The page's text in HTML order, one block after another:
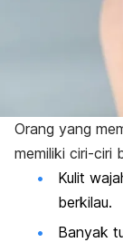
Orang yang
memiliki ciri-ciri
Kulit
berkilau.
Banyak